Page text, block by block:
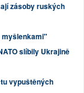
zásoby ruských
myšlenkami"
slíbily Ukrajině
vypuštěných